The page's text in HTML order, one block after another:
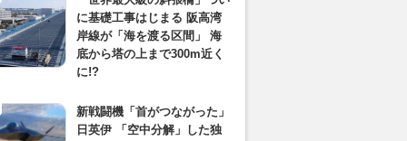
に基礎工事はじまる 阪高湾
岸線が「海を渡る区間」 海
底から塔の上まで300m近く
に!?
新戦闘機「首がつながった」
日英伊 「空中分解」した独